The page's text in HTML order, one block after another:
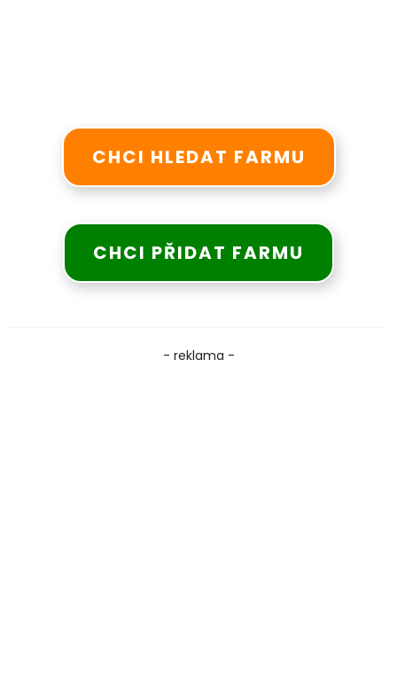
CHCI HLEDAT FARMU
CHCI PŘIDAT FARMU
- reklama -